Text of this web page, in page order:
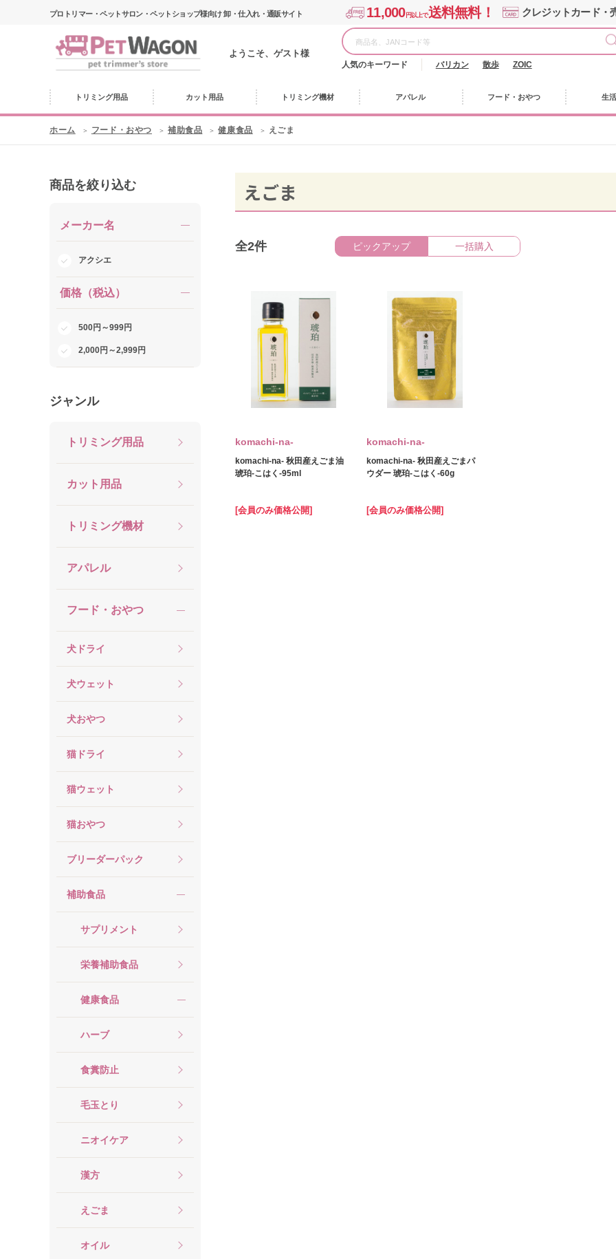
プロトリマー・ペットサロン・ペットショップ様向け 卸・仕入れ・通販サイト 11,000円以上で送料無料！ クレジットカード・
ようこそ、ゲスト様
人気のキーワード バリカン 散歩 ZOIC
トリミング用品 カット用品 トリミング機材 アパレル フード・おやつ 生
ホーム フード・おやつ 補助食品 健康食品 えごま
商品を絞り込む
メーカー名
アクシエ
価格（税込）
500円～999円
2,000円～2,999円
ジャンル
トリミング用品
カット用品
トリミング機材
アパレル
フード・おやつ
犬ドライ
犬ウェット
犬おやつ
猫ドライ
猫ウェット
猫おやつ
ブリーダーパック
補助食品
サプリメント
栄養補助食品
健康食品
ハーブ
食糞防止
毛玉とり
ニオイケア
漢方
えごま
オイル
えごま
全2件 ピックアップ 一括購入
komachi‐na‐
komachi‐na‐ 秋田産えごま油
琥珀‐こはく‐95ml
[会員のみ価格公開]
komachi‐na‐
komachi‐na‐ 秋田産えごまパ
ウダー 琥珀‐こはく‐60g
[会員のみ価格公開]